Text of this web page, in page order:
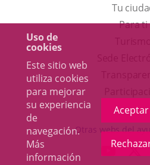
Uso de
cookies
Este sitio web
utiliza cookies
para mejorar
su experiencia
de
navegación.
Más
información
Tu
Para ti
Otras webs del
ENLACE